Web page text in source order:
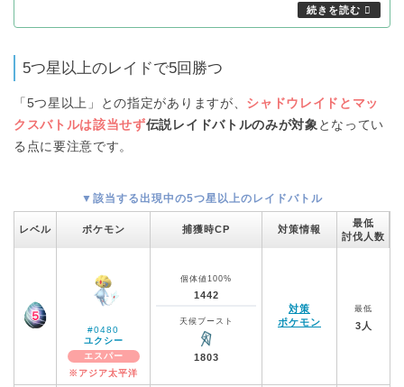
5つ星以上のレイドで5回勝つ
「5つ星以上」との指定がありますが、 シャドウレイドとマッ
クスバトルは該当せず伝説レイドバトルのみが対象 となってい
る点に要注意です。
▼該当する出現中の5つ星以上のレイドバトル
レベル ポケモン 捕獲時CP 対策情報
最低
討伐人数
#0480
ユクシー
エスパー
※アジア太平洋
個体値100%
1442
天候ブースト
1803
対策
ポケモン
最低
3人